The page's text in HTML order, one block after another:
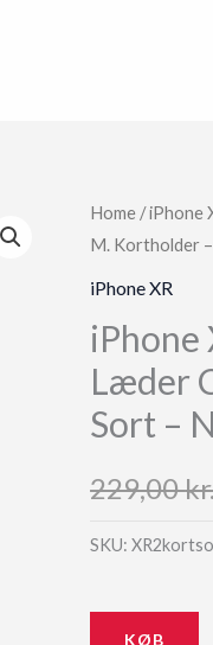
Home /iPhone
M. Kortholder
iPhone XR
iPhone
Læder
Sort –
229,00
SKU:
KØB